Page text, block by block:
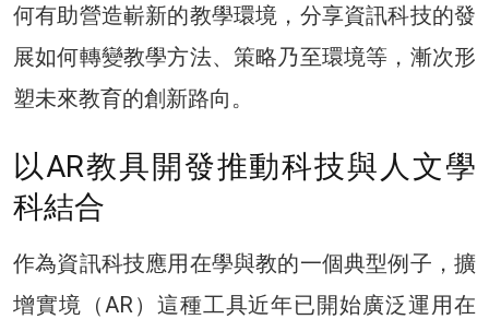
何有助營造嶄新的教學環境，分享資訊科技的發
展如何轉變教學方法、策略乃至環境等，漸次形
塑未來教育的創新路向。
以AR教具開發推動科技與人文學
科結合
作為資訊科技應用在學與教的一個典型例子，擴
增實境（AR）這種工具近年已開始廣泛運用在